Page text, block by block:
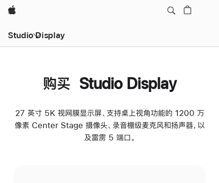
Apple
Studio Display
购买 Studio Display
27 英寸 5K 视网膜显示屏、支持桌上视角功能的 1200 万
像素 Center Stage 摄像头、录音棚级麦克风和扬声器，以
及雷雳 5 端口。